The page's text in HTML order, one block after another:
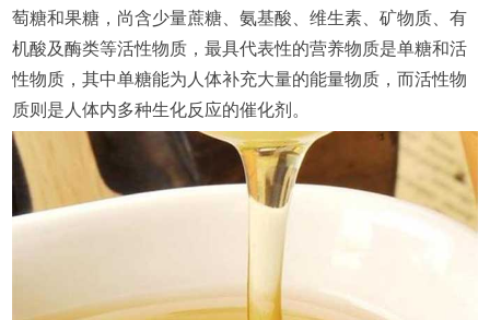
萄糖和果糖，尚含少量蔗糖、氨基酸、维生素、矿物质、有
机酸及酶类等活性物质，最具代表性的营养物质是单糖和活
性物质，其中单糖能为人体补充大量的能量物质，而活性物
质则是人体内多种生化反应的催化剂。